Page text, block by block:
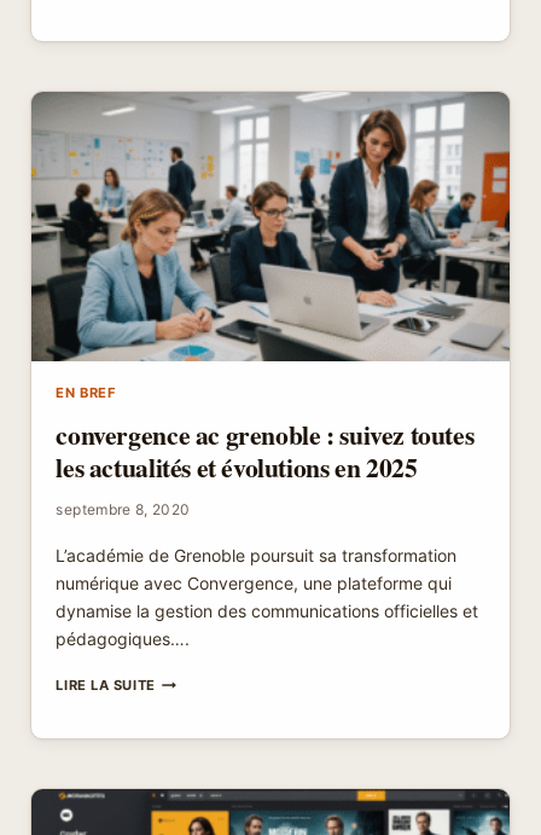
LES
ACTUALITÉS
ÉVOLUTION
ET
IMPACT
EN
2025
EN BREF
convergence ac grenoble : suivez toutes
les actualités et évolutions en 2025
septembre 8, 2020
L’académie de Grenoble poursuit sa transformation
numérique avec Convergence, une plateforme qui
dynamise la gestion des communications officielles et
pédagogiques….
LIRE LA SUITECONVERGENCE
:
TOUTES
LES